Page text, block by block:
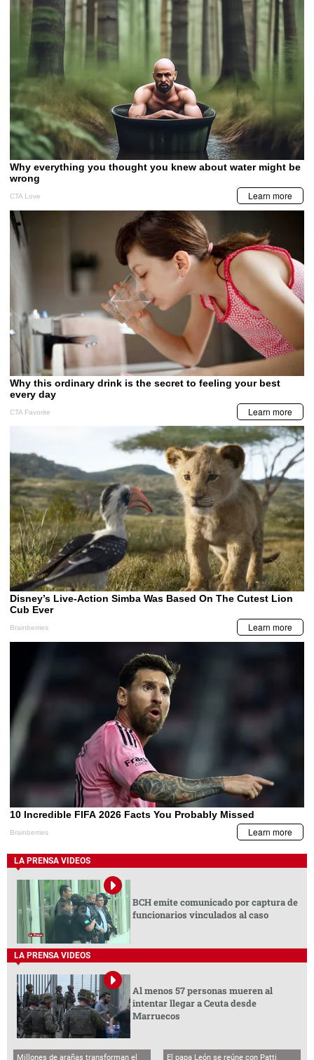
LA PRENSA VIDEOS
BCH emite comunicado por captura de
funcionarios vinculados al caso
LA PRENSA VIDEOS
Al menos 57 personas mueren al
intentar llegar a Ceuta desde
Marruecos
Millones de arañas transforman el El papa León se reúne con Patti